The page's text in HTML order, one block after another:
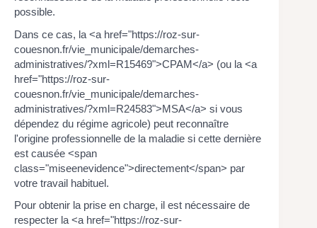
possible.
Dans ce cas, la <a href="https://roz-sur-
couesnon.fr/vie_municipale/demarches-
administratives/?xml=R15469">CPAM</a> (ou la <a
href="https://roz-sur-
couesnon.fr/vie_municipale/demarches-
administratives/?xml=R24583">MSA</a> si vous
dépendez du régime agricole) peut reconnaître
l'origine professionnelle de la maladie si cette dernière
est causée <span
class="miseenevidence">directement</span> par
votre travail habituel.
Pour obtenir la prise en charge, il est nécessaire de
respecter la <a href="https://roz-sur-